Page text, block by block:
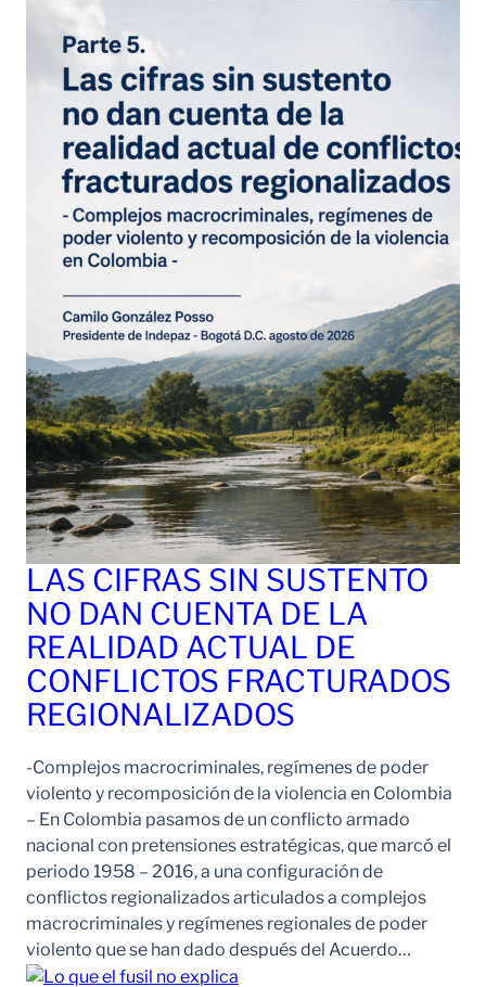
LAS CIFRAS SIN SUSTENTO
NO DAN CUENTA DE LA
REALIDAD ACTUAL DE
CONFLICTOS FRACTURADOS
REGIONALIZADOS
-Complejos macrocriminales, regímenes de poder
violento y recomposición de la violencia en Colombia
– En Colombia pasamos de un conflicto armado
nacional con pretensiones estratégicas, que marcó el
periodo 1958 – 2016, a una configuración de
conflictos regionalizados articulados a complejos
macrocriminales y regímenes regionales de poder
violento que se han dado después del Acuerdo…